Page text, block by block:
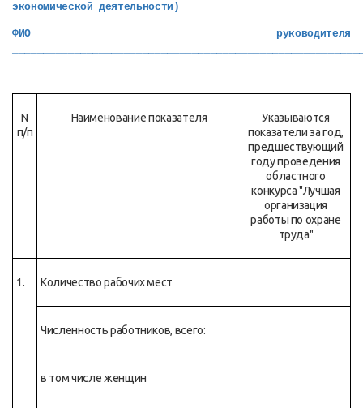
экономической деятельности)
ФИО руководителя
N
п/п
Наименование показателя
Указываются
показатели за год,
предшествующий
году проведения
областного
конкурса "Лучшая
организация
работы по охране
труда"
1. Количество рабочих мест
Численность работников, всего:
в том числе женщин